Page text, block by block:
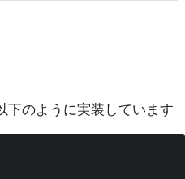
下のように実装しています